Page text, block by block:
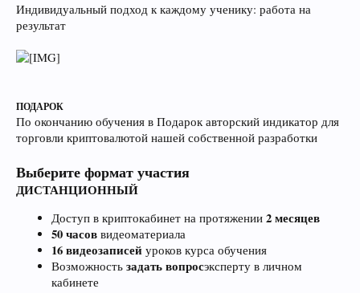
Индивидуальный подход к каждому ученику: работа на
результат
ПОДАРОК
По окончанию обучения в Подарок авторский индикатор для
торговли криптовалютой нашей собственной разработки
Выберите формат участия
ДИСТАНЦИОННЫЙ
Доступ в криптокабинет на протяжении 2 месяцев
50 часов видеоматериала
16 видеозаписей уроков курса обучения
Возможность задать вопросэксперту в личном
кабинете